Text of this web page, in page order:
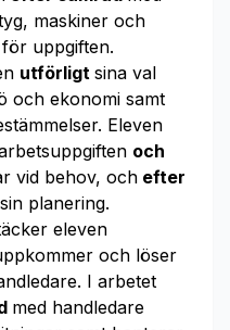
maskiner och
uppgiften.
utförligt sina val
och ekonomi samt
Eleven
och
vid behov, och efter
planering.
eleven
och löser
I arbetet
med handledare